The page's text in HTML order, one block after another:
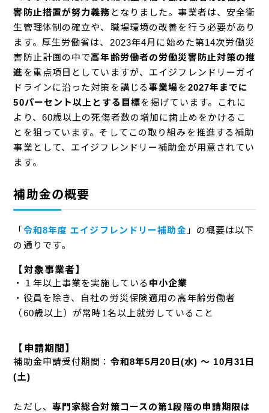
害防止措置が努力義務 となりました。事業者は、安全衛
生管理体制の確立や、職場環境の改善を行う必要があり
ます。厚生労働省は、2023年4月に始めた第14次労働災
害防止計画の中で高年齢労働者の労働災害防止対策の推
進を重点項目としていますが、エイジフレンドリーガイ
ドラインに沿った対策を講じる事業場を 2027年までに
50パーセント以上とする目標を掲げています。これに
より、60歳以上の死傷者数の増加に歯止めをかけるこ
とを狙っています。そしてこの取り組みを推進する補助
事業として、エイジフレンドリー補助金が用意されてい
ます。
補助金の概要
「 令和8年度 エイジフレンドリー補助金 」の概要は以下
の通りです。
【対象事業者】
・１年以上事業を実施している 中小企業
・役員を除き、自社の労災保険適用の高年齢労働者
（60歳以上）が常時1名以上就労していること
【申請期間】
補助金申請受付期間： 令和8年5月20日(水) ～ 10月31日
(土)
ただし、 専門家総合対策コースの第1段階の申請期限は